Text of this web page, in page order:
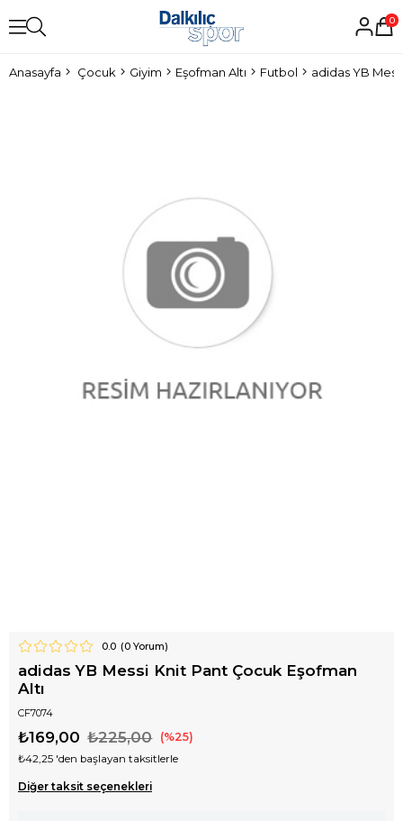
0
Anasayfa Çocuk Giyim Eşofman Altı Futbol adidas YB
0.0 (0Yorum)
adidas YB Messi Knit Pant Çocuk Eşofman
Altı
CF7074
₺225,00
₺169,00 25
₺42,25 'den başlayan taksitlerle
Diğer taksit seçenekleri